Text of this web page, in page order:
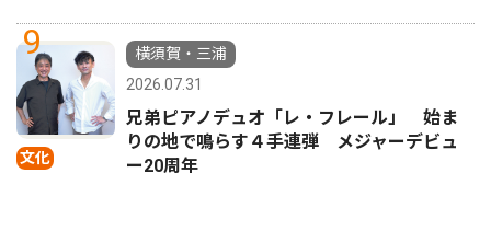
9
文化
横須賀・三浦
2026.07.31
兄弟ピアノデュオ「レ・フレール」 始ま
りの地で鳴らす４手連弾 メジャーデビュ
ー20周年